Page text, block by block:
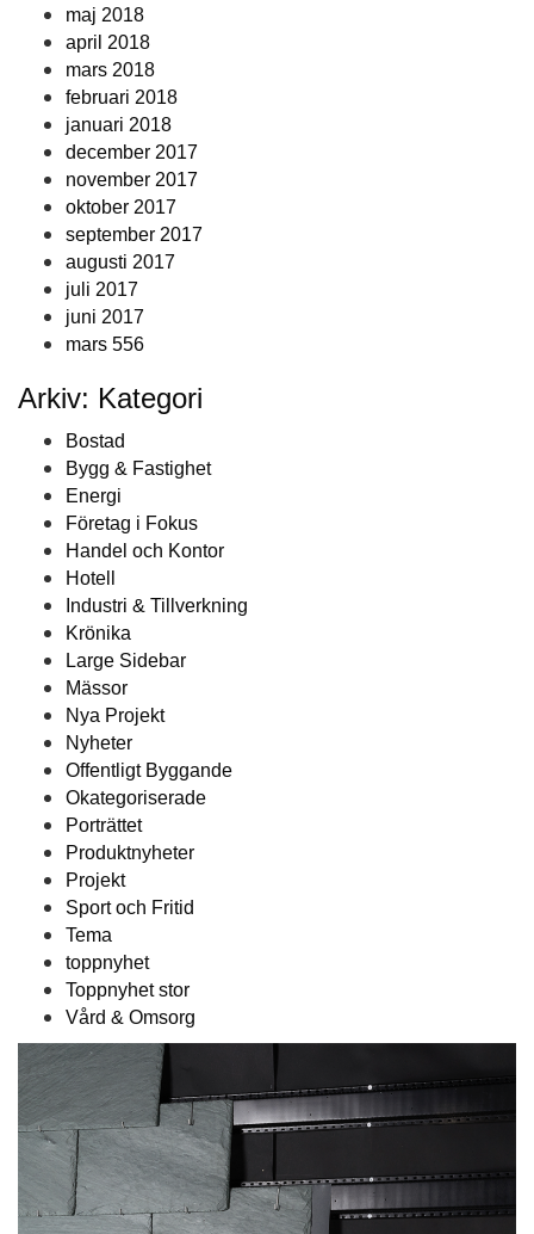
maj 2018
april 2018
mars 2018
februari 2018
januari 2018
december 2017
november 2017
oktober 2017
september 2017
augusti 2017
juli 2017
juni 2017
mars 556
Arkiv: Kategori
Bostad
Bygg & Fastighet
Energi
Företag i Fokus
Handel och Kontor
Hotell
Industri & Tillverkning
Krönika
Large Sidebar
Mässor
Nya Projekt
Nyheter
Offentligt Byggande
Okategoriserade
Porträttet
Produktnyheter
Projekt
Sport och Fritid
Tema
toppnyhet
Toppnyhet stor
Vård & Omsorg